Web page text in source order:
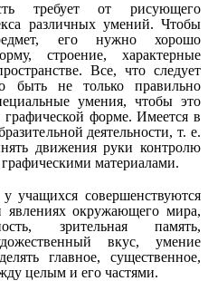
требует от рисующего
различных умений. Чтобы
его нужно хорошо
строение, характерные
Все, что следует
быть не только правильно
умения, чтобы это
форме. Имеется в
деятельности, т. е.
движения руки контролю
графическими материалами.
совершенствуются
явлениях окружающего мира,
зрительная память,
вкус, умение
главное, существенное,
целым и его частями.